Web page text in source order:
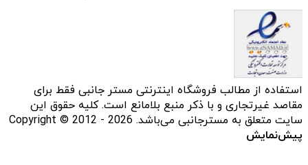
استفاده از مطالب فروشگاه اینترنتی مستر جانبی فقط برای
مقاصد غیرتجاری و با ذکر منبع بلامانع است. کلیه حقوق این
سایت متعلق به مسترجانبی می‌باشد. Copyright © 2012 - 2026
پیش‌نمایش